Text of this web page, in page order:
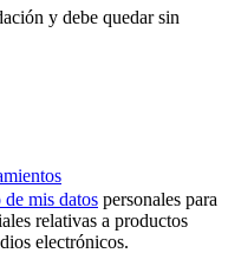
y debe quedar sin
de mis datos personales para
relativas a productos
electrónicos.